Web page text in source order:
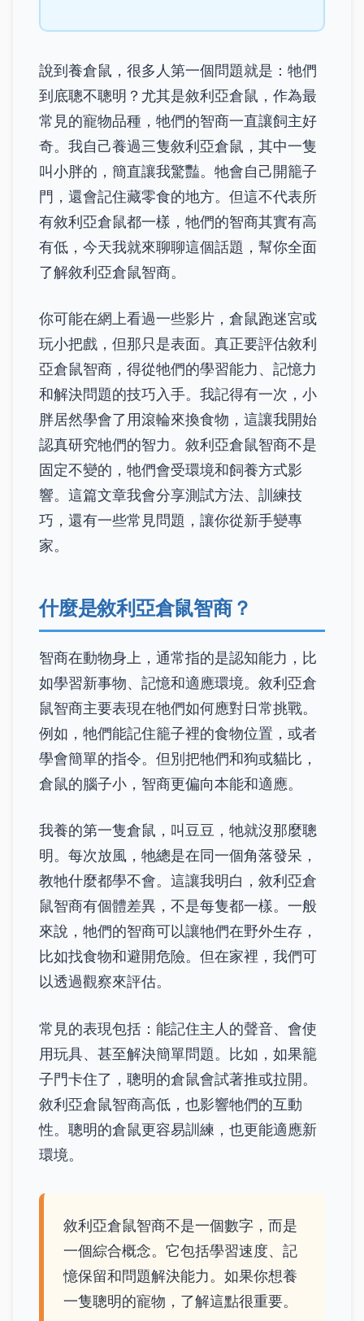
說到養倉鼠，很多人第一個問題就是：牠們
到底聰不聰明？尤其是敘利亞倉鼠，作為最
常見的寵物品種，牠們的智商一直讓飼主好
奇。我自己養過三隻敘利亞倉鼠，其中一隻
叫小胖的，簡直讓我驚豔。牠會自己開籠子
門，還會記住藏零食的地方。但這不代表所
有敘利亞倉鼠都一樣，牠們的智商其實有高
有低，今天我就來聊聊這個話題，幫你全面
了解敘利亞倉鼠智商。
你可能在網上看過一些影片，倉鼠跑迷宮或
玩小把戲，但那只是表面。真正要評估敘利
亞倉鼠智商，得從牠們的學習能力、記憶力
和解決問題的技巧入手。我記得有一次，小
胖居然學會了用滾輪來換食物，這讓我開始
認真研究牠們的智力。敘利亞倉鼠智商不是
固定不變的，牠們會受環境和飼養方式影
響。這篇文章我會分享測試方法、訓練技
巧，還有一些常見問題，讓你從新手變專
家。
什麼是敘利亞倉鼠智商？
智商在動物身上，通常指的是認知能力，比
如學習新事物、記憶和適應環境。敘利亞倉
鼠智商主要表現在牠們如何應對日常挑戰。
例如，牠們能記住籠子裡的食物位置，或者
學會簡單的指令。但別把牠們和狗或貓比，
倉鼠的腦子小，智商更偏向本能和適應。
我養的第一隻倉鼠，叫豆豆，牠就沒那麼聰
明。每次放風，牠總是在同一個角落發呆，
教牠什麼都學不會。這讓我明白，敘利亞倉
鼠智商有個體差異，不是每隻都一樣。一般
來說，牠們的智商可以讓牠們在野外生存，
比如找食物和避開危險。但在家裡，我們可
以透過觀察來評估。
常見的表現包括：能記住主人的聲音、會使
用玩具、甚至解決簡單問題。比如，如果籠
子門卡住了，聰明的倉鼠會試著推或拉開。
敘利亞倉鼠智商高低，也影響牠們的互動
性。聰明的倉鼠更容易訓練，也更能適應新
環境。
敘利亞倉鼠智商不是一個數字，而是
一個綜合概念。它包括學習速度、記
憶保留和問題解決能力。如果你想養
一隻聰明的寵物，了解這點很重要。